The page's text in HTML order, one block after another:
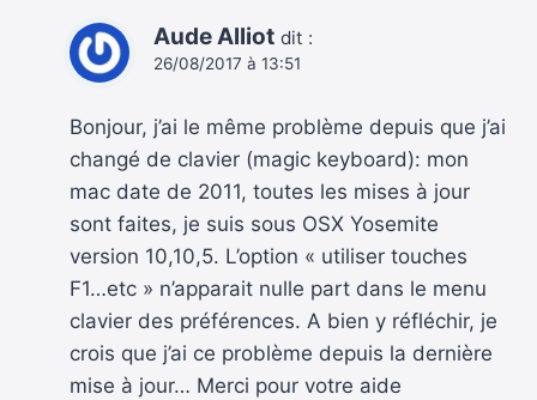
Aude Alliot dit :
26/08/2017 à 13:51
Bonjour, j’ai le même problème depuis que j’ai
changé de clavier (magic keyboard): mon
mac date de 2011, toutes les mises à jour
sont faites, je suis sous OSX Yosemite
version 10,10,5. L’option « utiliser touches
F1…etc » n’apparait nulle part dans le menu
clavier des préférences. A bien y réfléchir, je
crois que j’ai ce problème depuis la dernière
mise à jour… Merci pour votre aide